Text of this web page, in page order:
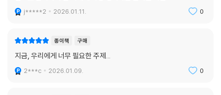
j*****2 2026.01.11. 0
종이책 구매
지금, 우리에게 너무 필요한 주제...
2***c 2026.01.09. 0